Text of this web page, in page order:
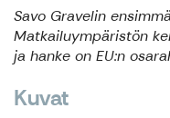
Savo Gravelin
Matkailuympäristön
ja hanke on EU:n
Kuvat